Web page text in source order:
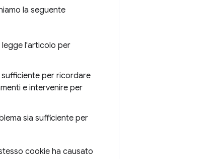
la seguente
l'articolo per
sufficiente per ricordare
e intervenire per
sia sufficiente per
cookie ha causato